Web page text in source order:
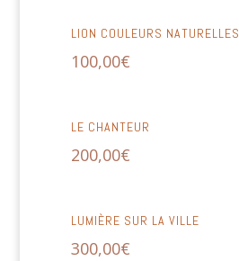
LION COULEURS NATURELLES
100,00€
LE CHANTEUR
200,00€
LUMIÈRE SUR LA VILLE
300,00€